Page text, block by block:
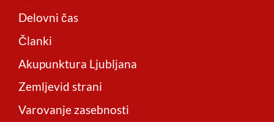
Delovni čas
Članki
Akupunktura Ljubljana
Zemljevid strani
Varovanje zasebnosti